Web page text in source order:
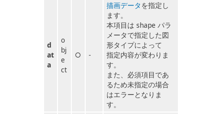
d
at
a
o
bj
e
ct
○ -
描画データを指定し
ます。
本項目は shape パラ
メータで指定した図
形タイプによって
指定内容が変わりま
す。
また、必須項目であ
るため未指定の場合
はエラーとなりま
す。